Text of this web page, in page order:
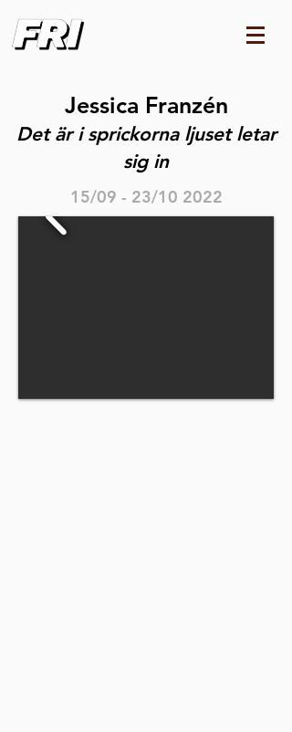
Jessica Franzén
Det är i sprickorna ljuset letar
sig in
15/09 - 23/10 2022